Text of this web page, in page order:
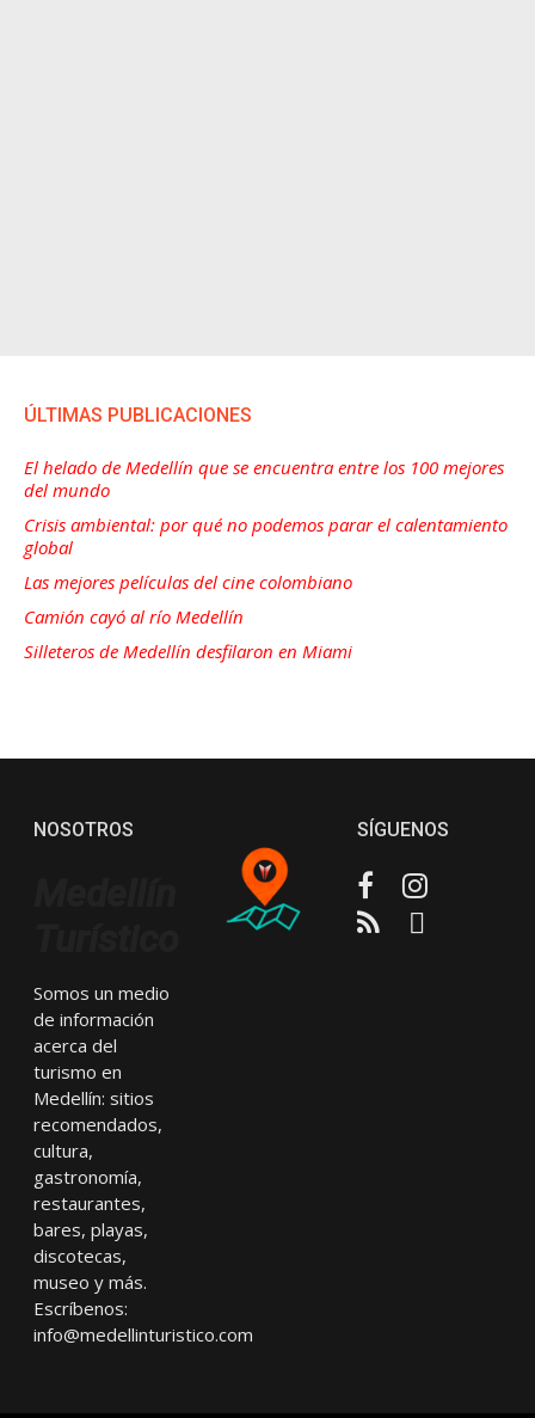
ÚLTIMAS PUBLICACIONES
El helado de Medellín que se encuentra entre los 100 mejores
del mundo
Crisis ambiental: por qué no podemos parar el calentamiento
global
Las mejores películas del cine colombiano
Camión cayó al río Medellín
Silleteros de Medellín desfilaron en Miami
NOSOTROS
Somos un medio
de información
acerca del
turismo en
Medellín: sitios
recomendados,
cultura,
gastronomía,
restaurantes,
bares, playas,
discotecas,
museo y más.
Escríbenos:
info@medellinturistico.com
SÍGUENOS
FacebookInstagram